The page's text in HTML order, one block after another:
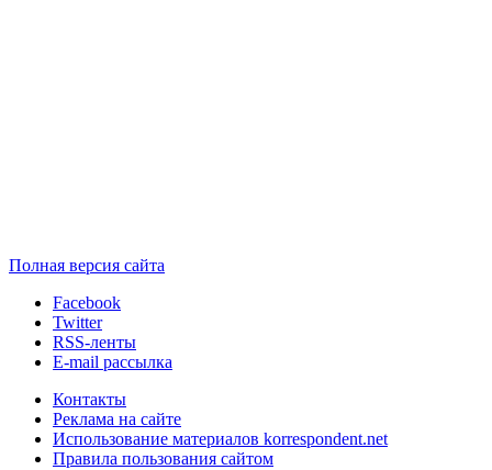
Полная версия сайта
Facebook
Twitter
RSS-ленты
E-mail рассылка
Контакты
Реклама на сайте
Использование материалов korrespondent.net
Правила пользования сайтом